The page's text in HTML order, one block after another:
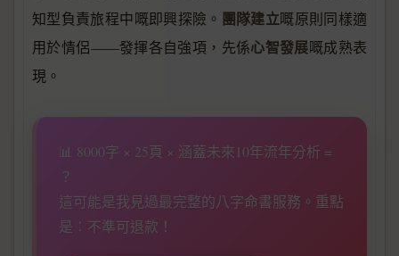
知型負責旅程中嘅即興探險。 團隊建立嘅原則同樣適
用於情侶——發揮各自強項，先係心智發展嘅成熟表
現。
📊 8000字 × 25頁 × 涵蓋未來10年流年分析 =
？
這可能是我見過最完整的八字命書服務。重點
是：不準可退款！